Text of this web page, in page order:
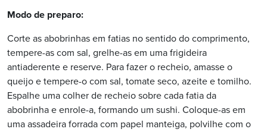
Modo de preparo:
Corte as abobrinhas em fatias no sentido do comprimento,
tempere-as com sal, grelhe-as em uma frigideira
antiaderente e reserve. Para fazer o recheio, amasse o
queijo e tempere-o com sal, tomate seco, azeite e tomilho.
Espalhe uma colher de recheio sobre cada fatia da
abobrinha e enrole-a, formando um sushi. Coloque-as em
uma assadeira forrada com papel manteiga, polvilhe com o